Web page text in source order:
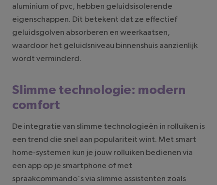
aluminium of pvc, hebben geluidsisolerende
eigenschappen. Dit betekent dat ze effectief
geluidsgolven absorberen en weerkaatsen,
waardoor het geluidsniveau binnenshuis aanzienlijk
wordt verminderd.
Slimme technologie: modern
comfort
De integratie van slimme technologieën in rolluiken is
een trend die snel aan populariteit wint. Met smart
home-systemen kun je jouw rolluiken bedienen via
een app op je smartphone of met
spraakcommando's via slimme assistenten zoals